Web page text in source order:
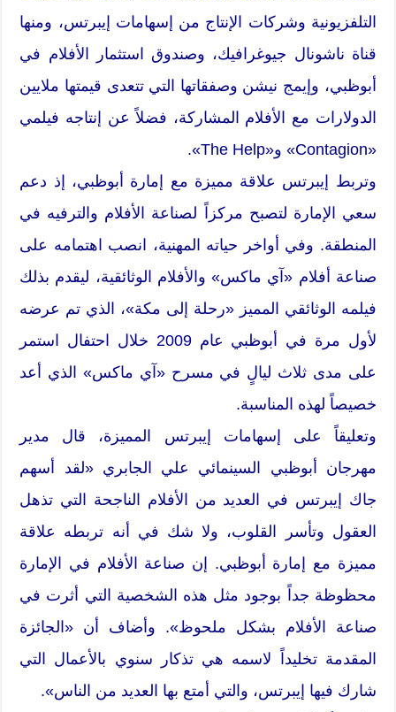
التلفزيونية وشركات الإنتاج من إسهامات إيبرتس، ومنها
قناة ناشونال جيوغرافيك، وصندوق استثمار الأفلام في
أبوظبي، وإيمج نيشن وصفقاتها التي تتعدى قيمتها ملايين
الدولارات مع الأفلام المشاركة، فضلاً عن إنتاجه فيلمي
«Contagion» و«The Help».
وتربط إيبرتس علاقة مميزة مع إمارة أبوظبي، إذ دعم
سعي الإمارة لتصبح مركزاً لصناعة الأفلام والترفيه في
المنطقة. وفي أواخر حياته المهنية، انصب اهتمامه على
صناعة أفلام «آي ماكس» والأفلام الوثائقية، ليقدم بذلك
فيلمه الوثائقي المميز «رحلة إلى مكة»، الذي تم عرضه
لأول مرة في أبوظبي عام 2009 خلال احتفال استمر
على مدى ثلاث ليالٍ في مسرح «آي ماكس» الذي أعد
خصيصاً لهذه المناسبة.
وتعليقاً على إسهامات إيبرتس المميزة، قال مدير
مهرجان أبوظبي السينمائي علي الجابري «لقد أسهم
جاك إيبرتس في العديد من الأفلام الناجحة التي تذهل
العقول وتأسر القلوب، ولا شك في أنه تربطه علاقة
مميزة مع إمارة أبوظبي. إن صناعة الأفلام في الإمارة
محظوظة جداً بوجود مثل هذه الشخصية التي أثرت في
صناعة الأفلام بشكل ملحوظ». وأضاف أن «الجائزة
المقدمة تخليداً لاسمه هي تذكار سنوي بالأعمال التي
شارك فيها إيبرتس، والتي أمتع بها العديد من الناس».